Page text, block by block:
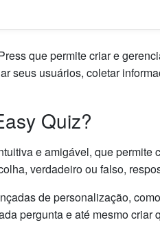
que permite criar e
seus usuários, coletar
Quiz?
e amigável, que
verdadeiro ou falso,
de personalização,
pergunta e até mesmo criar